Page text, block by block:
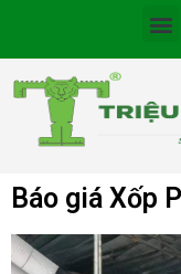
Báo giá Xốp